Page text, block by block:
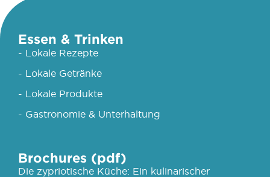
Essen & Trinken
- Lokale Rezepte
- Lokale Getränke
- Lokale Produkte
- Gastronomie & Unterhaltung
Brochures (pdf)
Die zypriotische Küche: Ein kulinarischer